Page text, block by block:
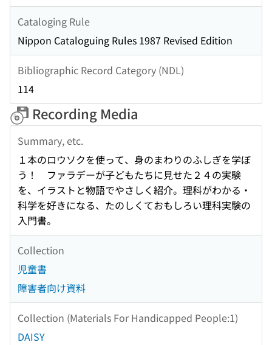
Cataloging Rule
Nippon Cataloguing Rules 1987 Revised Edition
Bibliographic Record Category (NDL)
114
Recording Media
Summary, etc.
１本のロウソクを使って、身のまわりのふしぎを学ぼ
う！ ファラデーが子どもたちに見せた２４の実験
を、イラストと物語でやさしく紹介。理科がわかる・
科学を好きになる、たのしくておもしろい理科実験の
入門書。
Collection
児童書
障害者向け資料
Collection (Materials For Handicapped People:1)
DAISY